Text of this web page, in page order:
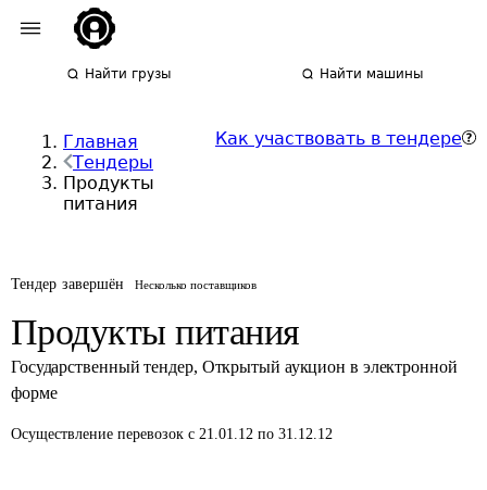
Найти грузы Найти машины
Главная
Тендеры
Продукты
питания
Как участвовать в тендере
Тендер завершён Несколько поставщиков
Продукты питания
Государственный тендер, Открытый аукцион в электронной
форме
Осуществление перевозок с 21.01.12 по 31.12.12